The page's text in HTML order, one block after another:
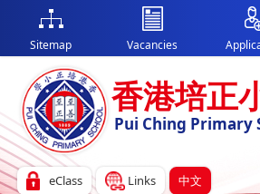
香港培正
Pui Ching Primary
eClass Links 中文
Sitemap Vacancies